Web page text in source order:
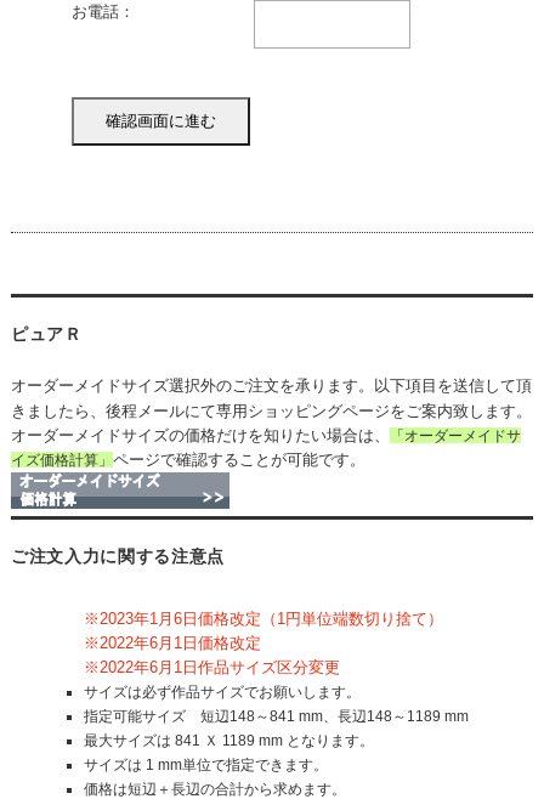
お電話：
ピュアＲ
オーダーメイドサイズ選択外のご注文を承ります。以下項目を送信して頂
きましたら、後程メールにて専用ショッピングページをご案内致します。
オーダーメイドサイズの価格だけを知りたい場合は、
「オーダーメイドサ
イズ価格計算」 ページで確認することが可能です。
ご注文入力に関する注意点
※2023年1月6日価格改定（1円単位端数切り捨て）
※2022年6月1日価格改定
※2022年6月1日作品サイズ区分変更
サイズは必ず作品サイズでお願いします。
指定可能サイズ 短辺148～841 mm、長辺148～1189 mm
最大サイズは 841 Ｘ 1189 mm となります。
サイズは 1 mm単位で指定できます。
価格は短辺＋長辺の合計から求めます。